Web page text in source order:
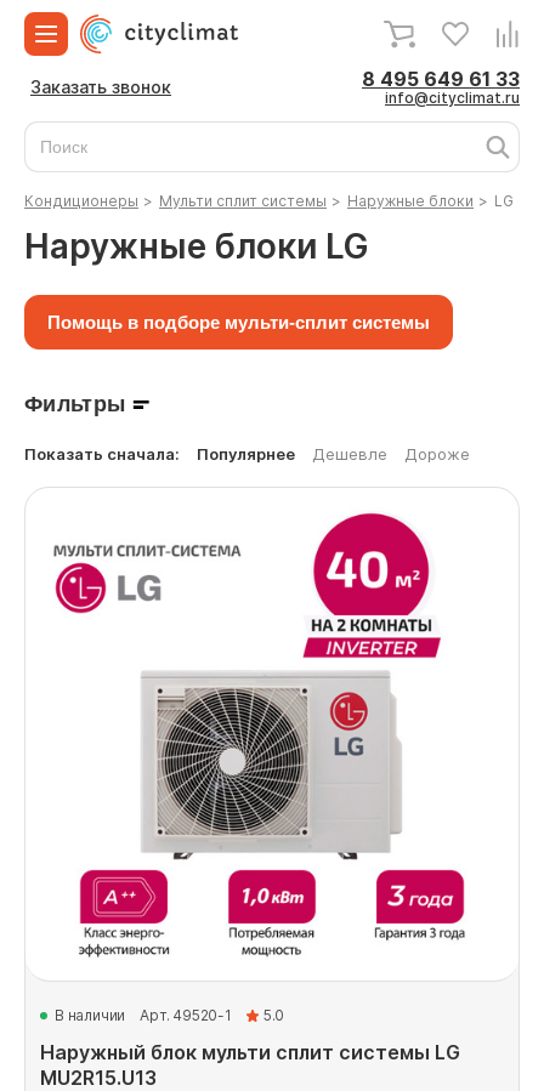
Заказать звонок 8 495 649 61 33
info@cityclimat.ru
Кондиционеры > Мульти сплит системы > Наружные блоки > LG
Наружные блоки LG
Помощь в подборе мульти-сплит системы
Фильтры
Показать сначала: Популярнее Дешевле Дороже
В наличии Арт. 49520-1 5.0
Наружный блок мульти сплит системы LG
MU2R15.U13